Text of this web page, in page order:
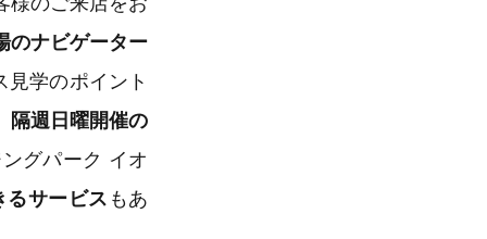
のナビゲーター
学のポイント
隔週日曜開催の
グパーク イオ
るサービス もあ